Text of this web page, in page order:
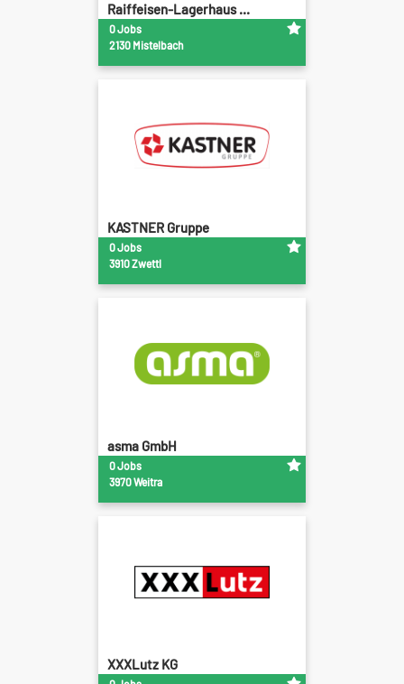
Raiffeisen-Lagerhaus ...
0 Jobs
2130 Mistelbach
KASTNER Gruppe
0 Jobs
3910 Zwettl
asma GmbH
0 Jobs
3970 Weitra
XXXLutz KG